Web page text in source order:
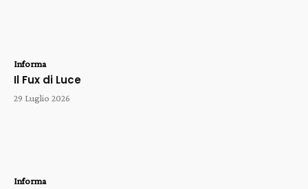
Informa
Il Fux di Luce
29 Luglio 2026
Informa